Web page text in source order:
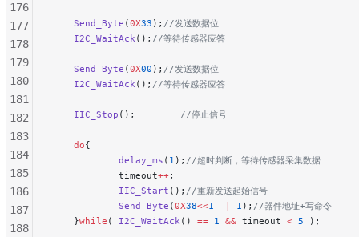
    Send_Byte
(0X33 ); //发送数据位
    I2C_WaitAck
(); //等待传感器应答
    Send_Byte
(0X00 ); //发送数据位
    I2C_WaitAck
(); //等待传感器应答
    IIC_Stop
();
        //停止信号
    do
{
            delay_ms
( 1 ); //超时判断，等待传感器采集数据
            timeout
++;
            IIC_Start
(); //重新发送起始信号
            Send_Byte
(0X38<<1 1 ); //器件地址+写命令
    }
while ( I2C_WaitAck() == 1 && timeout < 5 );
176
177
178
179
180
181
182
183
184
185
186
187
188